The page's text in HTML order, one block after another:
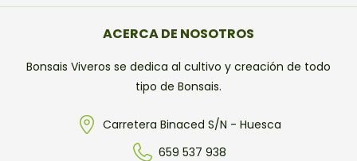
ACERCA DE NOSOTROS
Bonsais Viveros se dedica al cultivo y creación de todo
tipo de Bonsais.
Carretera Binaced S/N - Huesca
659 537 938